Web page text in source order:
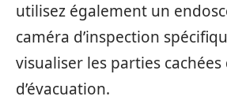
utilisez également un
caméra d’inspection
visualiser les parties
d’évacuation.